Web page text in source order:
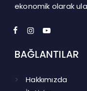
ekonomik olarak
BAĞLANTILAR
Hakkımızda